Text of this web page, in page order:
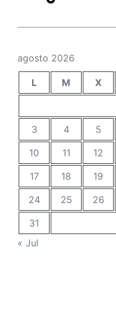
agosto 2026
L M X
3
4 5
10
11 12
17
18 19
24
25 26
31
« Jul